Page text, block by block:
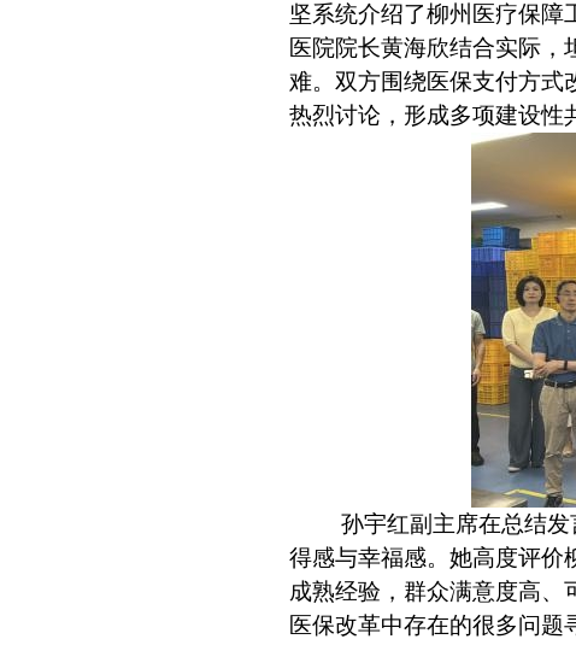
坚系统介绍了柳州医疗保障
医院院长黄海欣结合实际
难。双方围绕医保支付方式
热烈讨论，形成多项建设性
孙宇红副主席在总结
得感与幸福感。她高度评价
成熟经验，群众满意度高、
医保改革中存在的很多问